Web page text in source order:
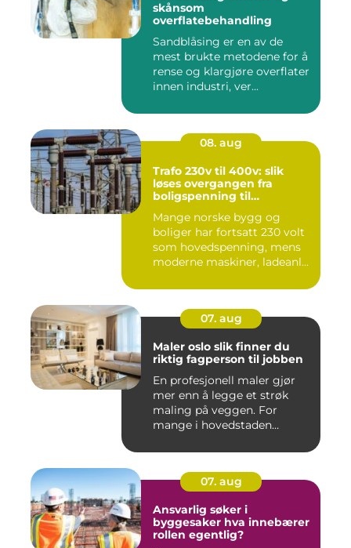
skånsom
overflatebehandling
Sandblåsing er en av de
mest brukte metodene for å
rense og klargjøre overflater
innen industri, ver...
08. aug
Trafo 230v til 400v: slik
løses overgangen fra
boligspenning til
Mange norske bygg og
boliger har fortsatt 230 volt
som hovedspenning, mens
moderne maskiner, ladeanl...
07. aug
Maler oslo slik finner du
riktig fagperson til jobben
En profesjonell maler gjør
mer enn å legge et strøk
maling på veggen. For
mange i hovedstaden
07. aug
Ansvarlig søker i
byggesaker hva innebærer
rollen egentlig?